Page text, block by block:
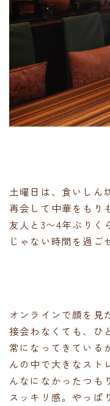
土曜日は、食いしん
再会して中華をもり
友人と3〜4年ぶりく
じゃない時間を過ご
オンラインで顔を見
接会わなくても、ひ
常になってきている
んの中で大きなスト
んなになかったつも
スッキリ感。やっぱ